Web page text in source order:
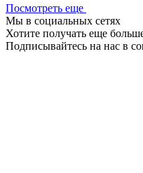
Посмотреть еще
Мы в социальных сетях
Хотите получать еще
Подписывайтесь на нас в